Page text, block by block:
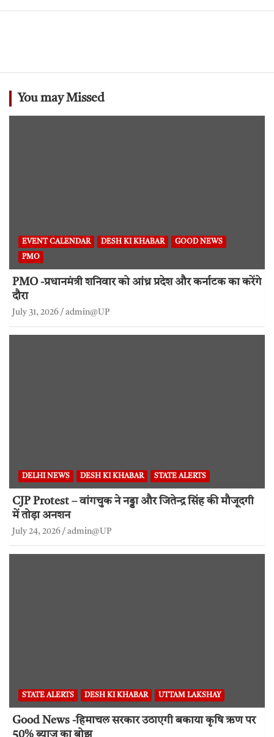
You may Missed
EVENT CALENDAR DESH KI KHABAR GOOD NEWS
PMO
PMO -प्रधानमंत्री शनिवार को आंध्र प्रदेश और कर्नाटक का करेंगे
दौरा
July 31, 2026 admin@UP
DELHI NEWS DESH KI KHABAR STATE ALERTS
CJP Protest – वांगचुक ने नड्डा और जितेन्द्र सिंह की मौजूदगी
में तोड़ा अनशन
July 24, 2026 admin@UP
STATE ALERTS DESH KI KHABAR UTTAM LAKSHAY
Good News -हिमाचल सरकार उठाएगी बकाया कृषि ऋण पर
50% ब्याज का बोझ